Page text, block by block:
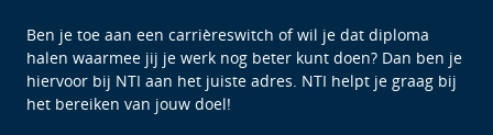
Ben je toe aan een carrièreswitch of wil je dat diploma
halen waarmee jij je werk nog beter kunt doen? Dan ben je
hiervoor bij NTI aan het juiste adres. NTI helpt je graag bij
het bereiken van jouw doel!